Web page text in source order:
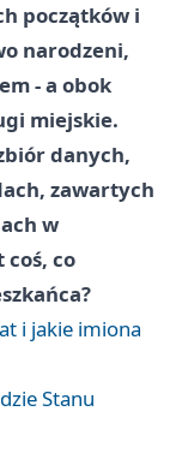
początków i
narodzeni,
- a obok
miejskie.
danych,
zawartych
w
co
i jakie imiona
Stanu